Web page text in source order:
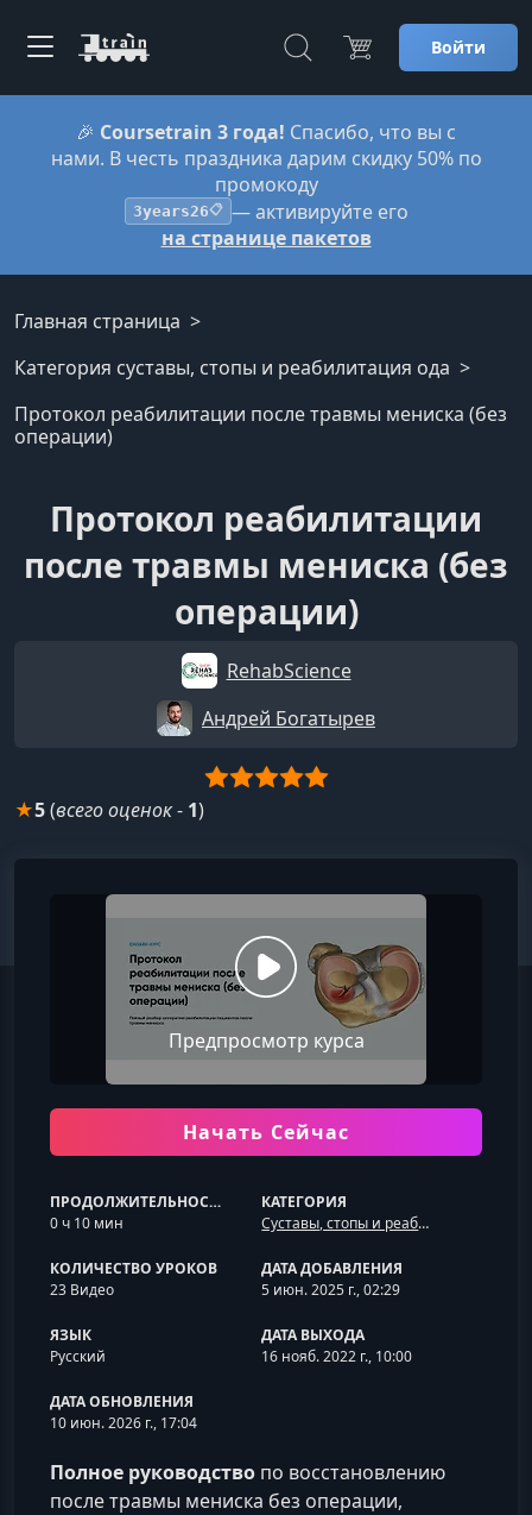
Войти
🎉 Coursetrain 3 года! Спасибо, что вы с
нами. В честь праздника дарим скидку 50% по
промокоду
3years26📋 — активируйте его
на странице пакетов
Главная страница
Категория суставы, стопы и реабилитация ода
Протокол реабилитации после травмы мениска (без
операции)
Протокол реабилитации
после травмы мениска (без
операции)
RehabScience
Андрей Богатырев
★5(всего оценок- 1)
Предпросмотр курса
Начать Сейчас
ПРОДОЛЖИТЕЛЬНОСТЬ
0 ч 10 мин
КАТЕГОРИЯ
Суставы, стопы и реабилитация ОДА
КОЛИЧЕСТВО УРОКОВ
23 Видео
ДАТА ДОБАВЛЕНИЯ
5 июн. 2025 г., 02:29
ЯЗЫК
Русский
ДАТА ВЫХОДА
16 нояб. 2022 г., 10:00
ДАТА ОБНОВЛЕНИЯ
10 июн. 2026 г., 17:04
Полное руководство по восстановлению
после травмы мениска без операции,